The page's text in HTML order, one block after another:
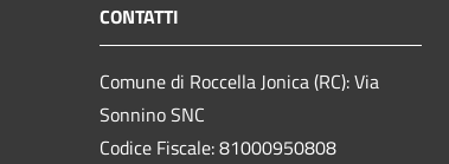
CONTATTI
Comune di Roccella Jonica (RC): Via
Sonnino SNC
Codice Fiscale: 81000950808